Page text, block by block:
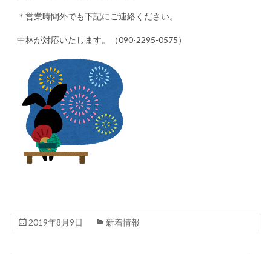
＊営業時間外でも下記にご連絡ください。
中林が対応いたします。（090-2295-0575）
2019年8月9日 新着情報